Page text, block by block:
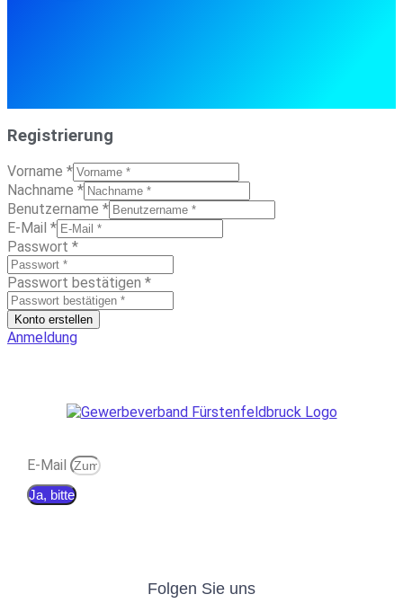
Registrierung
Vorname *
Nachname *
Benutzername *
E-Mail *
Passwort *
Passwort bestätigen *
Konto erstellen
Anmeldung
E-Mail
Ja, bitte
Folgen Sie uns